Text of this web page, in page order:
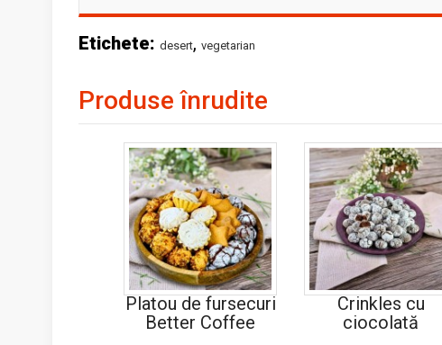
Etichete: desert, vegetarian
Produse înrudite
Platou de fursecuri
Better Coffee
Crinkles cu
ciocolată